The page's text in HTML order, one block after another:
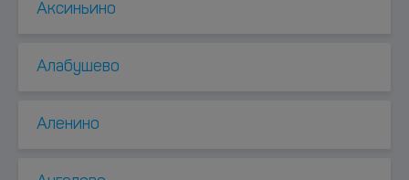
Аксиньино
Алабушево
Аленино